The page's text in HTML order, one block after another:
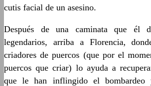
cutis facial de un asesino.
Después de una caminata que él
legendarios, arriba a Florencia,
criadores de puercos (que por el
puercos que criar) lo ayuda a
que le han inflingido el